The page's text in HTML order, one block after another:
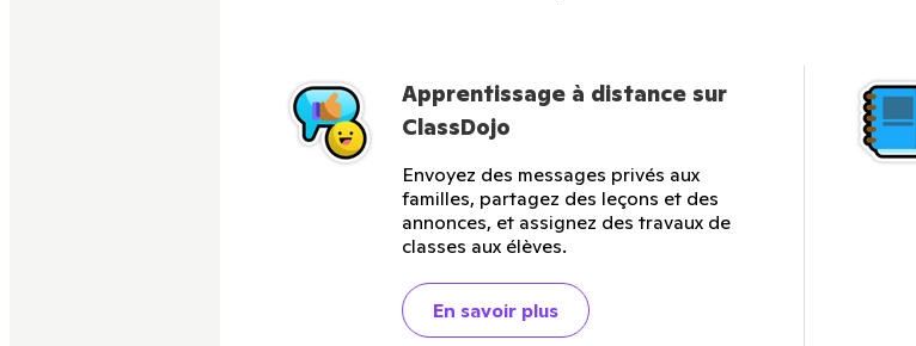
Apprentissage à distance sur
ClassDojo
Envoyez des messages privés aux
familles, partagez des leçons et des
annonces, et assignez des travaux de
classes aux élèves.
En savoir plus